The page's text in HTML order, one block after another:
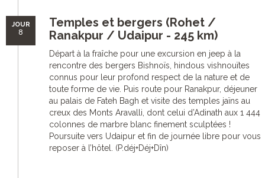
JOUR
8
Temples et bergers (Rohet /
Ranakpur / Udaipur - 245 km)
Départ à la fraîche pour une excursion en jeep à la
rencontre des bergers Bishnoïs, hindous vishnouïtes
connus pour leur profond respect de la nature et de
toute forme de vie. Puis route pour Ranakpur, déjeuner
au palais de Fateh Bagh et visite des temples jaïns au
creux des Monts Aravalli, dont celui d’Adinath aux 1 444
colonnes de marbre blanc finement sculptées !
Poursuite vers Udaipur et fin de journée libre pour vous
reposer à l’hôtel. (P.déj+Déj+Dîn)